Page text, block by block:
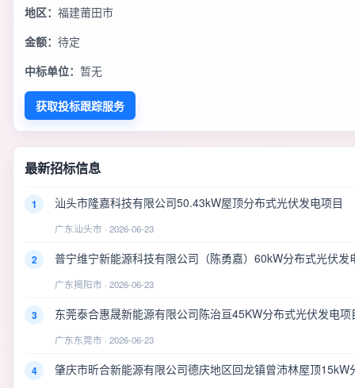
地区： 福建莆田市
金额： 待定
中标单位： 暂无
获取投标跟踪服务
最新招标信息
1 汕头市隆嘉科技有限公司50.43kW屋顶分布式光伏发电项目
广东汕头市 · 2026-06-23
2 普宁维宁新能源科技有限公司（陈勇嘉）60kW分布式光伏发
广东揭阳市 · 2026-06-23
3 东莞泰合惠晟新能源有限公司陈治亘45KW分布式光伏发电项
广东东莞市 · 2026-06-23
4 肇庆市昕合新能源有限公司德庆地区回龙镇曾沛林屋顶15kW